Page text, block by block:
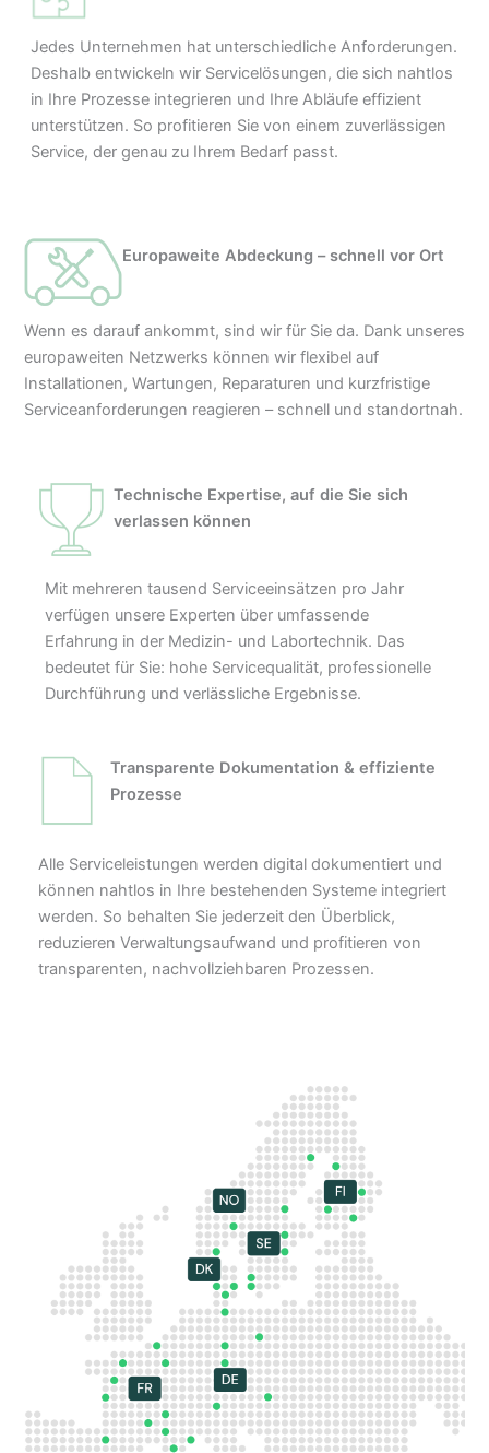
Jedes Unternehmen hat unterschiedliche Anforderungen.
Deshalb entwickeln wir Servicelösungen, die sich nahtlos
in Ihre Prozesse integrieren und Ihre Abläufe effizient
unterstützen. So profitieren Sie von einem zuverlässigen
Service, der genau zu Ihrem Bedarf passt.
Europaweite Abdeckung – schnell vor Ort
Wenn es darauf ankommt, sind wir für Sie da. Dank unseres
europaweiten Netzwerks können wir flexibel auf
Installationen, Wartungen, Reparaturen und kurzfristige
Serviceanforderungen reagieren – schnell und standortnah.
Technische Expertise, auf die Sie sich
verlassen können
Mit mehreren tausend Serviceeinsätzen pro Jahr
verfügen unsere Experten über umfassende
Erfahrung in der Medizin- und Labortechnik. Das
bedeutet für Sie: hohe Servicequalität, professionelle
Durchführung und verlässliche Ergebnisse.
Transparente Dokumentation & effiziente
Prozesse
Alle Serviceleistungen werden digital dokumentiert und
können nahtlos in Ihre bestehenden Systeme integriert
werden. So behalten Sie jederzeit den Überblick,
reduzieren Verwaltungsaufwand und profitieren von
transparenten, nachvollziehbaren Prozessen.